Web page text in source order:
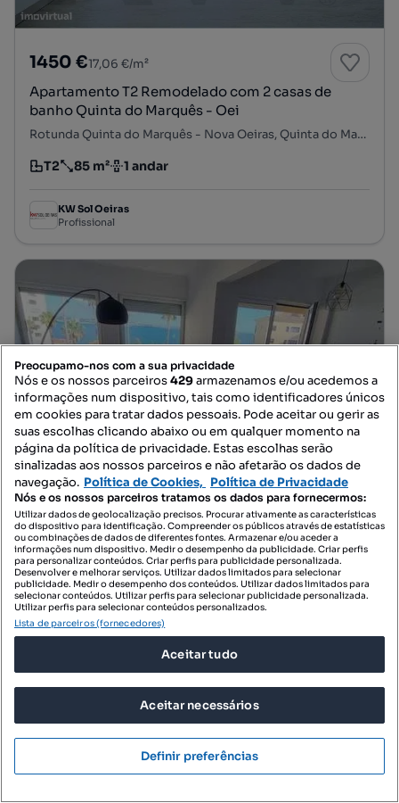
1450 €17,06 €/m²
Apartamento T2 Remodelado com 2 casas de
banho Quinta do Marquês - Oei
Rotunda Quinta do Marquês - Nova Oeiras, Quinta do Marquês, Oeiras e S. Julião da Barra, Paço de Arcos e Caxias, Oeiras, Lisboa
Tipologia
T2
Preço por metro quadrado
85 m²
Andar 1 andar
KW Sol Oeiras
Profissional
2100 €21 €/m²
[PARTICULAR] T2 com Varanda e Vista Mar
Deslumbrante – Paço de Arcos
T2 100 m²
Preocupamo-nos com a sua privacidade
Nós e os nossos parceiros429armazenamos e/ou acedemos a
informações num dispositivo, tais como identificadores únicos
em cookies para tratar dados pessoais. Pode aceitar ou gerir as
suas escolhas clicando abaixo ou em qualquer momento na
página da política de privacidade. Estas escolhas serão
sinalizadas aos nossos parceiros e não afetarão os dados de
navegação. Política de Cookies, Política de Privacidade
Nós e os nossos parceiros tratamos os dados para fornecermos:
Utilizar dados de geolocalização precisos. Procurar ativamente as características
do dispositivo para identificação. Compreender os públicos através de estatísticas
ou combinações de dados de diferentes fontes. Armazenar e/ou aceder a
informações num dispositivo. Medir o desempenho da publicidade. Criar perfis
para personalizar conteúdos. Criar perfis para publicidade personalizada.
Desenvolver e melhorar serviços. Utilizar dados limitados para selecionar
publicidade. Medir o desempenho dos conteúdos. Utilizar dados limitados para
selecionar conteúdos. Utilizar perfis para selecionar publicidade personalizada.
Utilizar perfis para selecionar conteúdos personalizados.
Lista de parceiros (fornecedores)
Aceitar tudo
Aceitar necessários
Definir preferências